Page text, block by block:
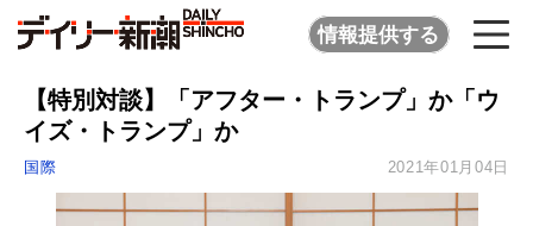
情報提供する
【特別対談】「アフター・トランプ」か「ウ
イズ・トランプ」か
国際 2021年01月04日